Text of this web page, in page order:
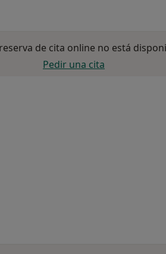
de cita online no está
Pedir una cita